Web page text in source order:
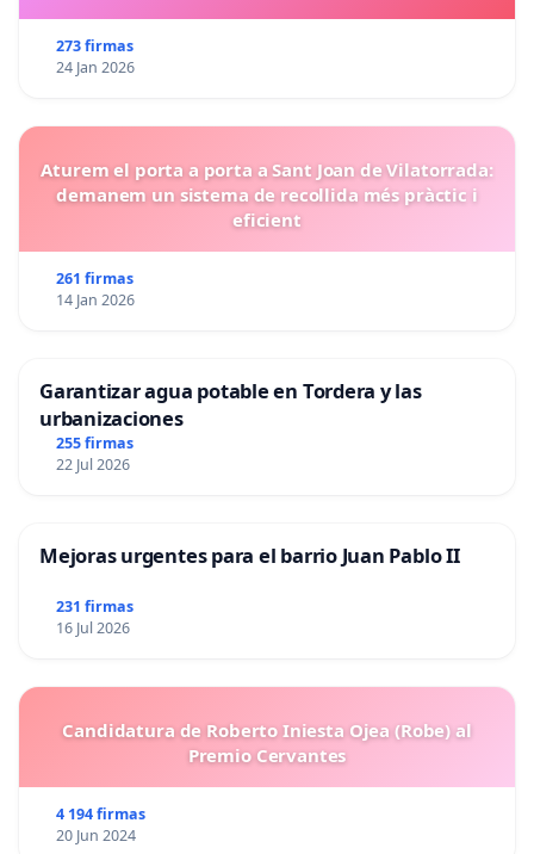
273 firmas
24 Jan 2026
Aturem el porta a porta a Sant Joan de Vilatorrada:
demanem un sistema de recollida més pràctic i
eficient
261 firmas
14 Jan 2026
Garantizar agua potable en Tordera y las
urbanizaciones
255 firmas
22 Jul 2026
Mejoras urgentes para el barrio Juan Pablo II
231 firmas
16 Jul 2026
Candidatura de Roberto Iniesta Ojea (Robe) al
Premio Cervantes
4 194 firmas
20 Jun 2024